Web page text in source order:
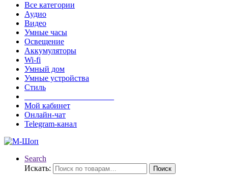
Все категории
Аудио
Видео
Умные часы
Освещение
Аккумуляторы
Wi-fi
Умный дом
Умные устройства
Стиль
Мой кабинет
Онлайн-чат
Telegram-канал
Search
Искать:
Поиск